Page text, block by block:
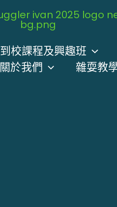
到校課程及興趣班
關於我們 雜耍教